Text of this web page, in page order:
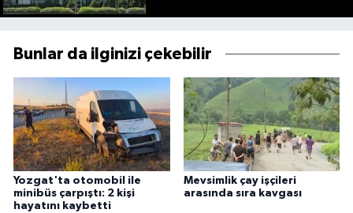
Bunlar da ilginizi çekebilir
Yozgat'ta otomobil ile
minibüs çarpıştı: 2 kişi
hayatını kaybetti
Mevsimlik çay işçileri
arasında sıra kavgası